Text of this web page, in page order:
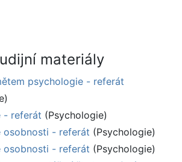
materiály
psychologie - referát
- referát (Psychologie)
osobnosti - referát (Psychologie)
osobnosti - referát (Psychologie)